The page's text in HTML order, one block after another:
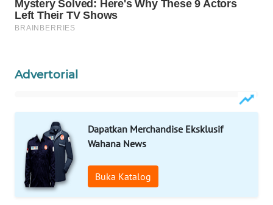
Advertorial
Dapatkan Merchandise Eksklusif
Wahana News
Buka Katalog
WAHANA
WAHANA
WAHANA
TRAVEL
WAHANA
TV